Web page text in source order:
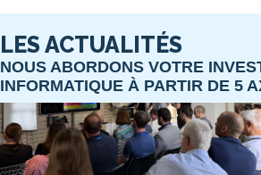
LES ACTUALITÉS
NOUS ABORDONS VOTRE
INFORMATIQUE À PARTIR DE 5